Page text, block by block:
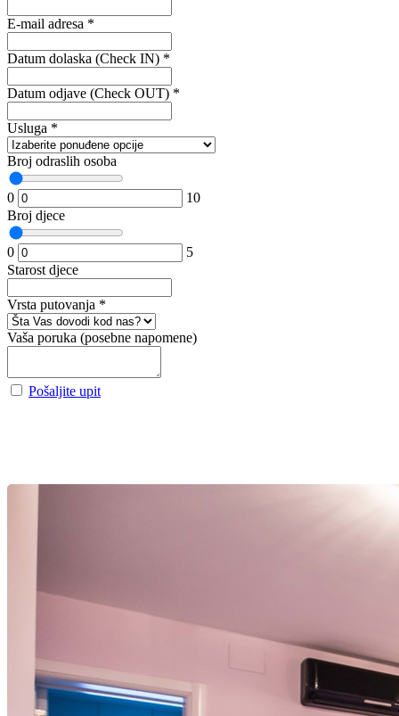
E-mail adresa *
Datum dolaska (Check IN) *
Datum odjave (Check OUT) *
Usluga *
Broj odraslih osoba
0
10
Broj djece
0
5
Starost djece
Vrsta putovanja *
Vaša poruka (posebne napomene)
Pošaljite upit